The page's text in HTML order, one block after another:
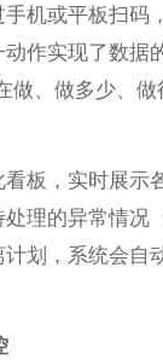
机或平板扫码
作实现了数据
、做多少、做
板，实时展示
理的异常情况
划，系统会自